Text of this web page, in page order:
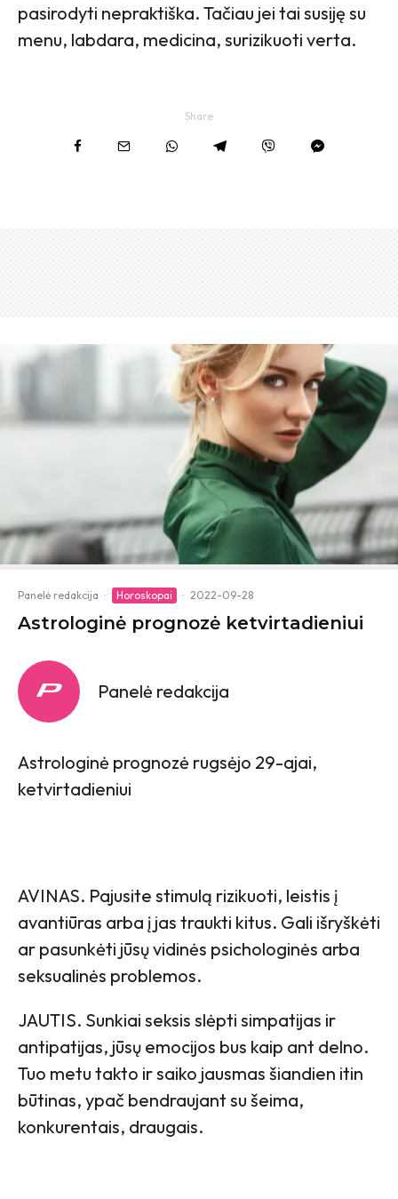
pasirodyti nepraktiška. Tačiau jei tai susiję su
menu, labdara, medicina, surizikuoti verta.
Share
Panelė redakcija · Horoskopai · 2022-09-28
Astrologinė prognozė ketvirtadieniui
Panelė redakcija
Astrologinė prognozė rugsėjo 29-ajai,
ketvirtadieniui
AVINAS. Pajusite stimulą rizikuoti, leistis į
avantiūras arba į jas traukti kitus. Gali išryškėti
ar pasunkėti jūsų vidinės psichologinės arba
seksualinės problemos.
JAUTIS. Sunkiai seksis slėpti simpatijas ir
antipatijas, jūsų emocijos bus kaip ant delno.
Tuo metu takto ir saiko jausmas šiandien itin
būtinas, ypač bendraujant su šeima,
konkurentais, draugais.